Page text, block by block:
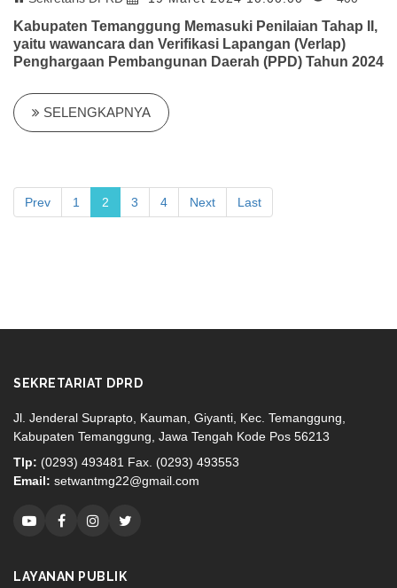
Kabupaten Temanggung Memasuki Penilaian Tahap II,
yaitu wawancara dan Verifikasi Lapangan (Verlap)
Penghargaan Pembangunan Daerah (PPD) Tahun 2024
SELENGKAPNYA
Prev 1 2 3 4 Next Last
SEKRETARIAT DPRD
Jl. Jenderal Suprapto, Kauman, Giyanti, Kec. Temanggung,
Kabupaten Temanggung, Jawa Tengah Kode Pos 56213
Tlp: (0293) 493481 Fax. (0293) 493553
Email: setwantmg22@gmail.com
LAYANAN PUBLIK